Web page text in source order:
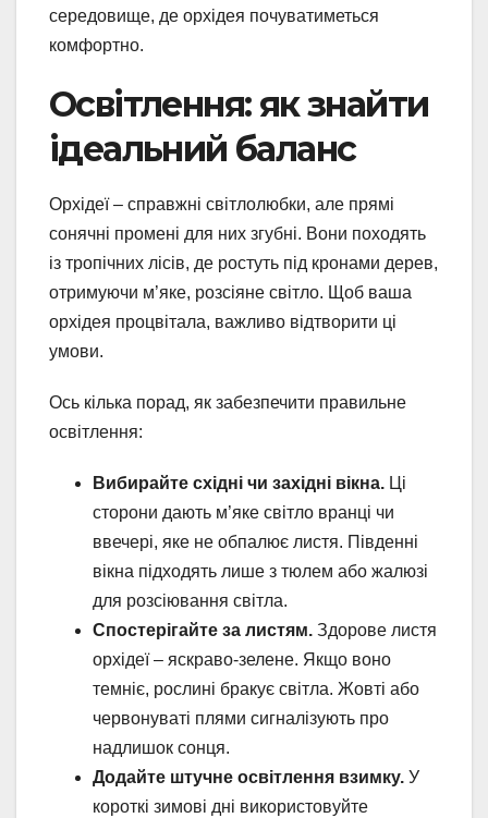
середовище, де орхідея почуватиметься
комфортно.
Освітлення: як знайти
ідеальний баланс
Орхідеї – справжні світлолюбки, але прямі
сонячні промені для них згубні. Вони походять
із тропічних лісів, де ростуть під кронами дерев,
отримуючи м’яке, розсіяне світло. Щоб ваша
орхідея процвітала, важливо відтворити ці
умови.
Ось кілька порад, як забезпечити правильне
освітлення:
Вибирайте східні чи західні вікна. Ці
сторони дають м’яке світло вранці чи
ввечері, яке не обпалює листя. Південні
вікна підходять лише з тюлем або жалюзі
для розсіювання світла.
Спостерігайте за листям. Здорове листя
орхідеї – яскраво-зелене. Якщо воно
темніє, рослині бракує світла. Жовті або
червонуваті плями сигналізують про
надлишок сонця.
Додайте штучне освітлення взимку. У
короткі зимові дні використовуйте